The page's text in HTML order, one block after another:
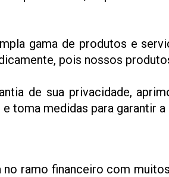
gama de produtos e
pois nossos
de sua privacidade,
toma medidas para garantir
no ramo financeiro com